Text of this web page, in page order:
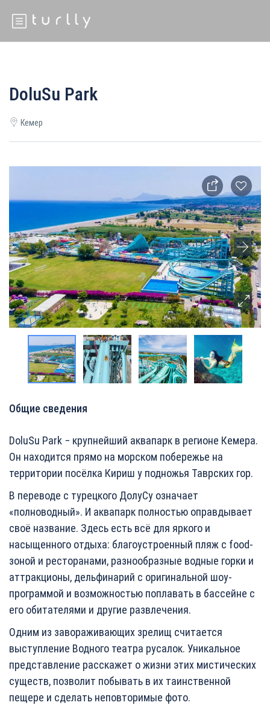
DoluSu Park
Кемер
Общие сведения
DoluSu Park − крупнейший аквапарк в регионе Кемера.
Он находится прямо на морском побережье на
территории посёлка Кириш у подножья Таврских гор.
В переводе с турецкого ДолуСу означает
«полноводный». И аквапарк полностью оправдывает
своё название. Здесь есть всё для яркого и
насыщенного отдыха: благоустроенный пляж с food-
зоной и ресторанами, разнообразные водные горки и
аттракционы, дельфинарий с оригинальной шоу-
программой и возможностью поплавать в бассейне с
его обитателями и другие развлечения.
Одним из завораживающих зрелищ считается
выступление Водного театра русалок. Уникальное
представление расскажет о жизни этих мистических
существ, позволит побывать в их таинственной
пещере и сделать неповторимые фото.